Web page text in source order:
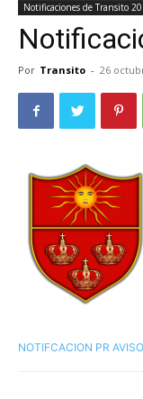
Notificaciones de Transito
Por Transito - 26
NOTIFCACION PR